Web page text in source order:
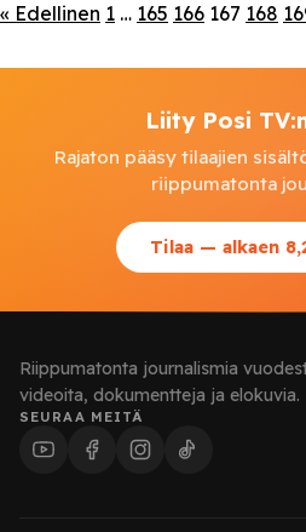
ulkosuhde- ja talouspolitiikan
kauden jälkeen Suomi on askel
« Edellinen 1 … 165 166 167 168
Liity Posi
Rajaton pääsy tilaajien
riippumatonta
Tilaa — alkaen
Riippumatonta journalismia
videoita, dokumentteja ja elokuvia.
SEURAA MEITÄ